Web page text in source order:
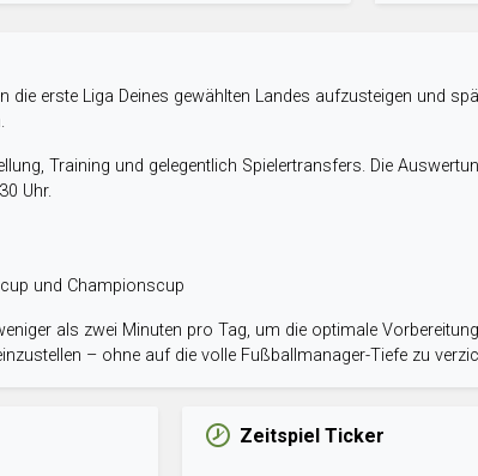
die erste Liga Deines gewählten Landes aufzusteigen und
Training und gelegentlich Spielertransfers. Die
Uhr.
und Championscup
als zwei Minuten pro Tag, um die optimale
– ohne auf die volle Fußballmanager-Tiefe zu
Zeitspiel Ticker